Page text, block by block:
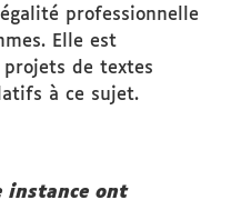
professionnelle
Elle est
de textes
à ce sujet.
instance ont